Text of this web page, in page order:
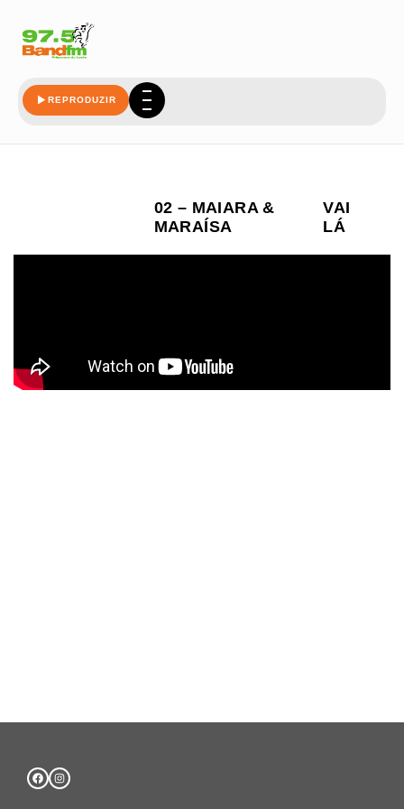
REPRODUZIR
02 – MAIARA &
MARAÍSA
VAI
LÁ